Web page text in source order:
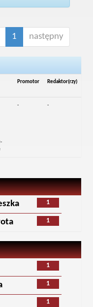
1 następny
Promotor Redaktor(rzy)
- -
1
1
1
1
1